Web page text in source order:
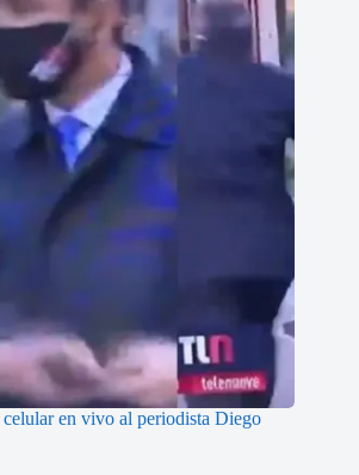
en vivo al periodista Diego